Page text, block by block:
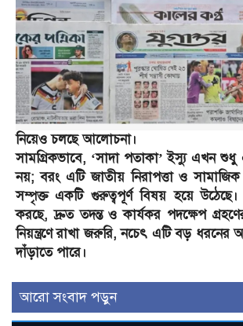
নিয়েও চলছে আলোচনা।
সামগ্রিকভাবে, ‘সাদা পতাকা’ ইস্যু এখন শুধু
নয়; বরং এটি জাতীয় নিরাপত্তা ও সামাজিক
সম্পৃক্ত একটি গুরুত্বপূর্ণ বিষয় হয়ে উঠেছে।
করছে, দ্রুত তদন্ত ও কার্যকর পদক্ষেপ গ্রহণের
নিয়ন্ত্রণে রাখা জরুরি, নচেৎ এটি বড় ধরনের
দাঁড়াতে পারে।
আরো সংবাদ পড়ুন